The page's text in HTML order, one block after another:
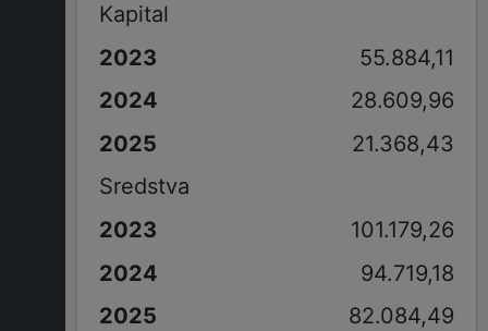
Kapital
55.884,11
28.609,96
21.368,43
Sredstva
101.179,26
94.719,18
82.084,49